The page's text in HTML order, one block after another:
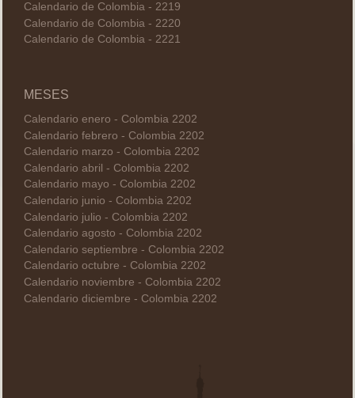
Calendario de Colombia - 2219
Calendario de Colombia - 2220
Calendario de Colombia - 2221
MESES
Calendario enero - Colombia 2202
Calendario febrero - Colombia 2202
Calendario marzo - Colombia 2202
Calendario abril - Colombia 2202
Calendario mayo - Colombia 2202
Calendario junio - Colombia 2202
Calendario julio - Colombia 2202
Calendario agosto - Colombia 2202
Calendario septiembre - Colombia 2202
Calendario octubre - Colombia 2202
Calendario noviembre - Colombia 2202
Calendario diciembre - Colombia 2202